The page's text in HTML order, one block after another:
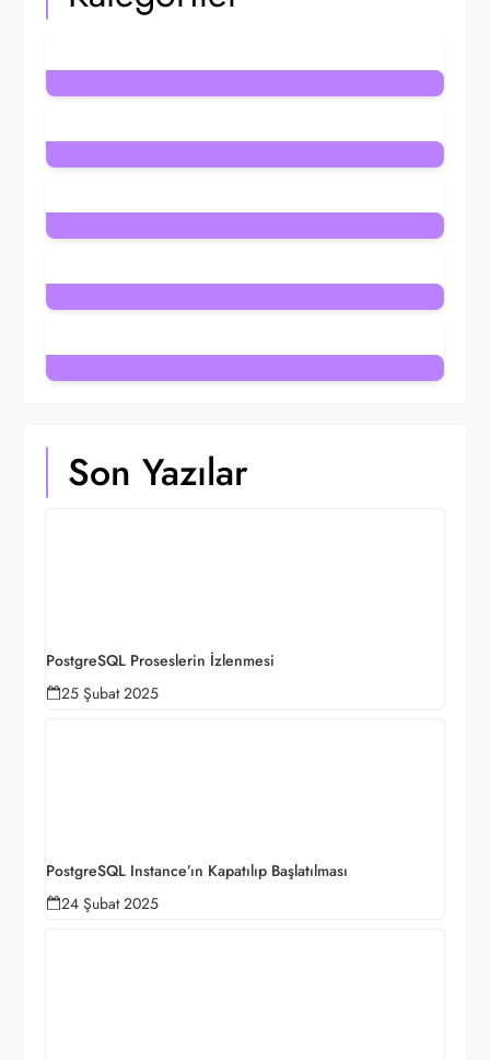
Son Yazılar
PostgreSQL Proseslerin İzlenmesi
25 Şubat 2025
PostgreSQL Instance’ın Kapatılıp Başlatılması
24 Şubat 2025